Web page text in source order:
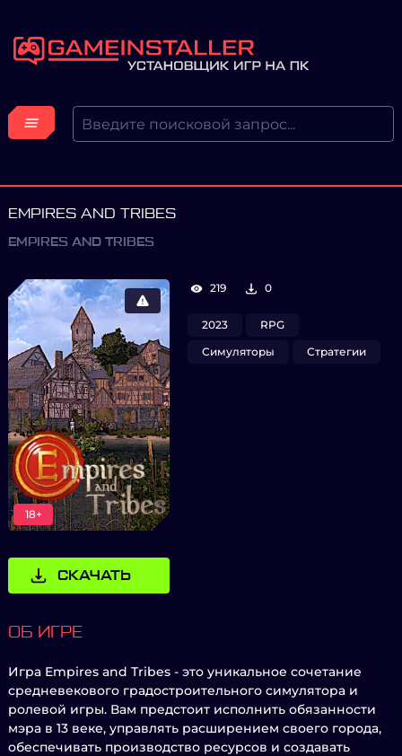
EMPIRES AND TRIBES
EMPIRES AND TRIBES
18+
СКАЧАТЬ
219 0
2023
RPG
Симуляторы
Стратегии
ОБ ИГРЕ
Игра Empires and Tribes - это уникальное сочетание
средневекового градостроительного симулятора и
ролевой игры. Вам предстоит исполнить обязанности
мэра в 13 веке, управлять расширением своего города,
обеспечивать производство ресурсов и создавать